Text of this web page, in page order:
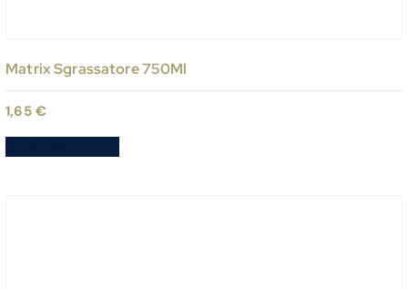
Matrix Sgrassatore 750Ml
1,65 €